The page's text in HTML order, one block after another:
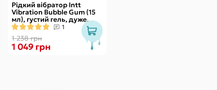
Рідкий вібратор Intt
Vibration Bubble Gum (15
мл), густий гель, дуже
смачний, діє до 30 хвилин
1
1 238 грн
1 049 грн